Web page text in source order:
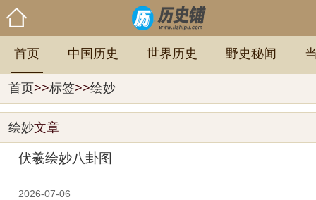
首页 中国历史 世界历史 野史秘闻
首页>>标签>>绘妙
绘妙文章
伏羲绘妙八卦图
2026-07-06